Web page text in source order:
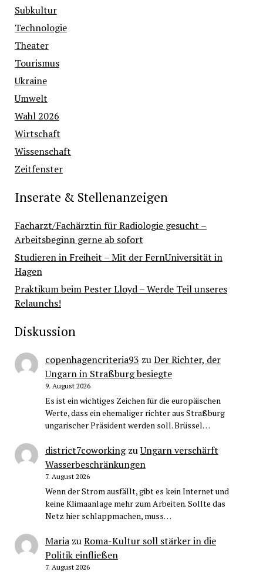
Subkultur
Technologie
Theater
Tourismus
Ukraine
Umwelt
Wahl 2026
Wirtschaft
Wissenschaft
Zeitfenster
Inserate & Stellenanzeigen
Facharzt/Fachärztin für Radiologie gesucht –
Arbeitsbeginn gerne ab sofort
Studieren in Freiheit – Mit der FernUniversität in
Hagen
Praktikum beim Pester Lloyd – Werde Teil unseres
Relaunchs!
Diskussion
copenhagencriteria93 zuDer Richter, der
Ungarn in Straßburg besiegte
9. August 2026
Es ist ein wichtiges Zeichen für die europäischen
Werte, dass ein ehemaliger richter aus Straßburg
ungarischer Präsident werden soll. Brüssel…
district7coworkingzuUngarn verschärft
Wasserbeschränkungen
7. August 2026
Wenn der Strom ausfällt, gibt es kein Internet und
keine Klimaanlage mehr zum Arbeiten. Sollte das
Netz hier schlappmachen, muss…
MariazuRoma-Kultur soll stärker in die
Politik einfließen
7. August 2026